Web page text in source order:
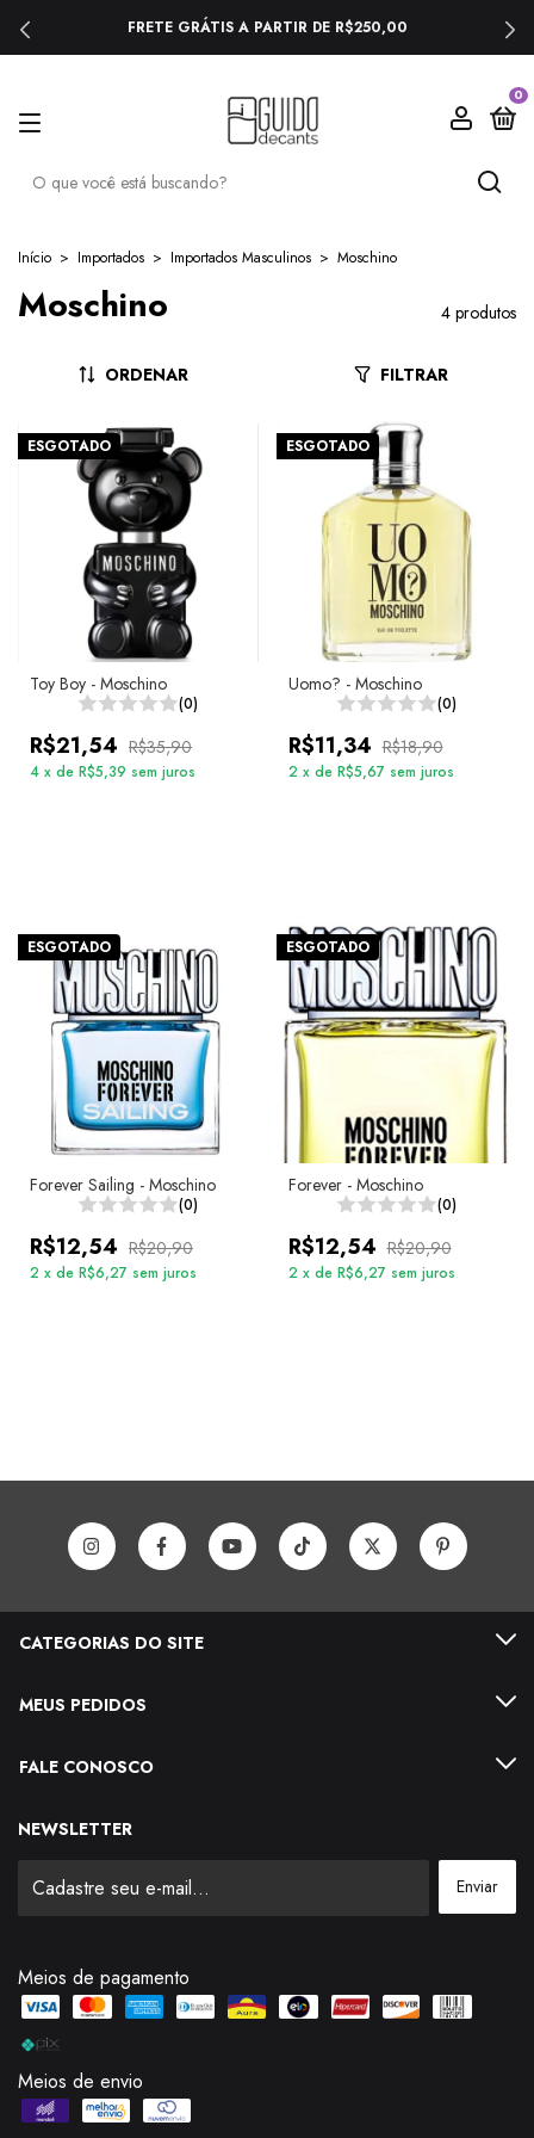
FRETE GRÁTIS A PARTIR DE R$250,00
0
Início > Importados > Importados Masculinos > Moschino
Moschino 4 produtos
ORDENAR FILTRAR
ESGOTADO
Toy Boy - Moschino
(0)
R$21,54 R$35,90
4 x de R$5,39 sem juros
ESGOTADO
Uomo? - Moschino
(0)
R$11,34 R$18,90
2 x de R$5,67 sem juros
ESGOTADO
Forever Sailing - Moschino
(0)
R$12,54 R$20,90
2 x de R$6,27 sem juros
ESGOTADO
Forever - Moschino
(0)
R$12,54 R$20,90
2 x de R$6,27 sem juros
CATEGORIAS DO SITE
MEUS PEDIDOS
FALE CONOSCO
NEWSLETTER
Meios de pagamento
Meios de envio